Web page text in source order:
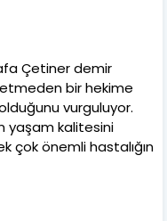
Çetiner demir
bir hekime
vurguluyor.
yaşam kalitesini
çok önemli hastalığın